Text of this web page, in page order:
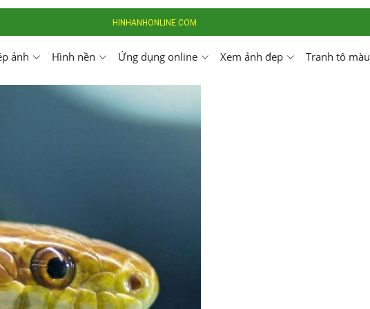
HINHANHONLINE.COM
ảnh Hình nền Ứng dụng online Xem ảnh đep Tranh tô màu